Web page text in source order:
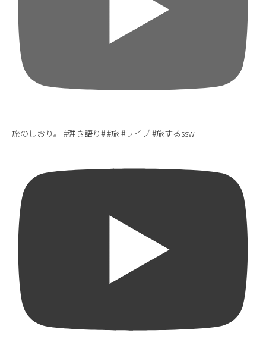
旅のしおり。 #弾き語り# #旅 #ライブ #旅するssw